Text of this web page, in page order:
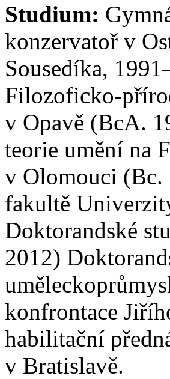
Studium:
konzervatoř v
Sousedíka,
Filozoficko-
v Opavě (BcA.
teorie umění na
v Olomouci (Bc.
fakultě
Doktorandské
2012)
konfrontace
habilitační
v Bratislavě.